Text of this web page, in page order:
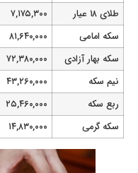
طلای ۱۸ عیار
۷,۱۷۵,۳۰۰
سکه امامی
۸۱,۶۴۰,۰۰۰
سکه بهار آزادی
۷۲,۳۸۰,۰۰۰
نیم سکه
۴۳,۲۶۰,۰۰۰
ربع سکه
۲۵,۴۶۰,۰۰۰
سکه گرمی
۱۴,۸۳۰,۰۰۰